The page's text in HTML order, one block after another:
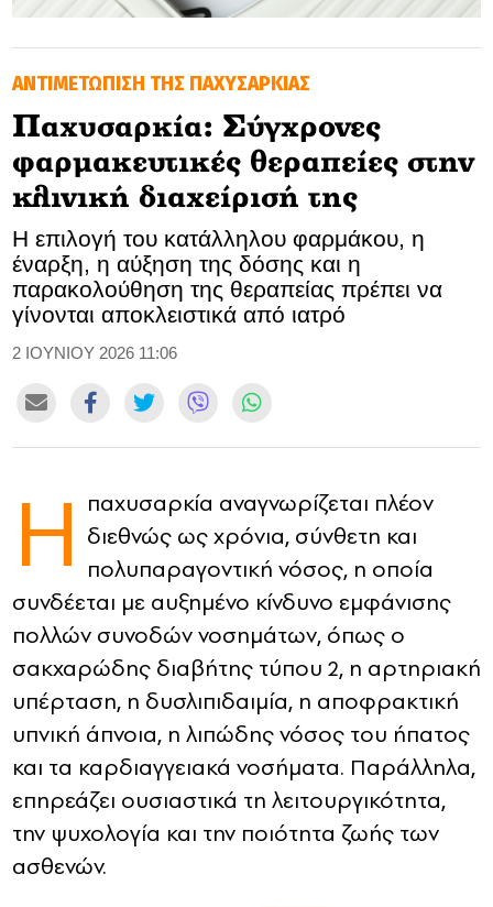
SOOZIE’S FRIENDS
CULTURE
TASTELAND
TECH
HEALTH
CONTACT
ΑΝΤΙΜΕΤΩΠΙΣΗ ΤΗΣ ΠΑΧΥΣΑΡΚΙΑΣ
Παχυσαρκία: Σύγχρονες
φαρμακευτικές θεραπείες στην
κλινική διαχείρισή της
Η επιλογή του κατάλληλου φαρμάκου, η
έναρξη, η αύξηση της δόσης και η
παρακολούθηση της θεραπείας πρέπει να
γίνονται αποκλειστικά από ιατρό
2 ΙΟΥΝΙΟΥ 2026 11:06
Η παχυσαρκία αναγνωρίζεται πλέον
διεθνώς ως χρόνια, σύνθετη και
πολυπαραγοντική νόσος, η οποία
συνδέεται με αυξημένο κίνδυνο εμφάνισης
πολλών συνοδών νοσημάτων, όπως ο
σακχαρώδης διαβήτης τύπου 2, η αρτηριακή
υπέρταση, η δυσλιπιδαιμία, η αποφρακτική
υπνική άπνοια, η λιπώδης νόσος του ήπατος
και τα καρδιαγγειακά νοσήματα. Παράλληλα,
επηρεάζει ουσιαστικά τη λειτουργικότητα,
την ψυχολογία και την ποιότητα ζωής των
ασθενών.